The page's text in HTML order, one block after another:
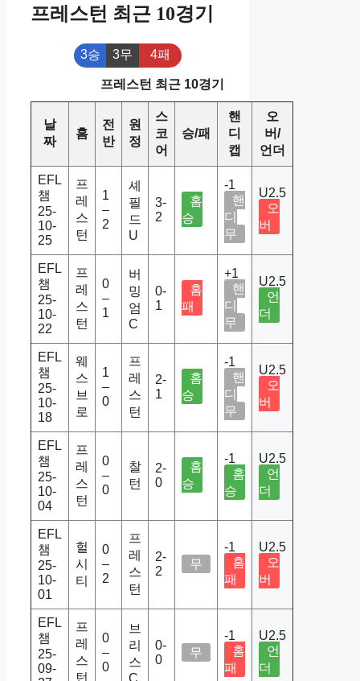
프레스턴 최근 10경기
3승 3무 4패
프레스턴 최근 10경기
날
짜
홈
전
반
원
정
스
코
어
승/패
핸
디
캡
오
버/
언더
EFL
챔
25-
10-
25
프
레
스
턴
1
–
2
셰
필
드
U
3-
2
홈
승
-1
핸
디
무
U2.5
오
버
EFL
챔
25-
10-
22
프
레
스
턴
0
–
1
버
밍
엄
C
0-
1
홈
패
+1
핸
디
무
U2.5
언
더
EFL
챔
25-
10-
18
웨
스
브
로
1
–
0
프
레
스
턴
2-
1
홈
승
-1
핸
디
무
U2.5
오
버
EFL
챔
25-
10-
04
프
레
스
턴
0
–
0
찰
턴
2-
0
홈
승
-1
홈
승
U2.5
언
더
EFL
챔
25-
10-
01
헐
시
티
0
–
2
프
레
스
턴
2-
2
무
-1
홈
패
U2.5
오
버
EFL
챔
25-
09-
프
레
스
턴
0
–
0
브
리
스
C
0-
0
무
-1
홈
패
U2.5
언
더